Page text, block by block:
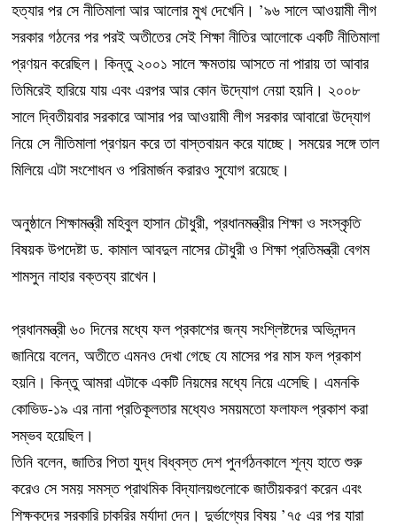
হত্যার পর সে নীতিমালা আর আলোর মুখ দেখেনি। ’৯৬ সালে আওয়ামী লীগ
সরকার গঠনের পর পরই অতীতের সেই শিক্ষা নীতির আলোকে একটি নীতিমালা
প্রণয়ন করেছিল। কিন্তু ২০০১ সালে ক্ষমতায় আসতে না পারায় তা আবার
তিমিরেই হারিয়ে যায় এবং এরপর আর কোন উদ্যোগ নেয়া হয়নি। ২০০৮
সালে দ্বিতীয়বার সরকারে আসার পর আওয়ামী লীগ সরকার আবারো উদ্যোগ
নিয়ে সে নীতিমালা প্রণয়ন করে তা বাস্তবায়ন করে যাচ্ছে। সময়ের সঙ্গে তাল
মিলিয়ে এটা সংশোধন ও পরিমার্জন করারও সুযোগ রয়েছে।
অনুষ্ঠানে শিক্ষামন্ত্রী মহিবুল হাসান চৌধুরী, প্রধানমন্ত্রীর শিক্ষা ও সংস্কৃতি
বিষয়ক উপদেষ্টা ড. কামাল আবদুল নাসের চৌধুরী ও শিক্ষা প্রতিমন্ত্রী বেগম
শামসুন নাহার বক্তব্য রাখেন।
প্রধানমন্ত্রী ৬০ দিনের মধ্যে ফল প্রকাশের জন্য সংশ্লিষ্টদের অভিনন্দন
জানিয়ে বলেন, অতীতে এমনও দেখা গেছে যে মাসের পর মাস ফল প্রকাশ
হয়নি। কিন্তু আমরা এটাকে একটি নিয়মের মধ্যে নিয়ে এসেছি। এমনকি
কোভিড-১৯ এর নানা প্রতিকূলতার মধ্যেও সময়মতো ফলাফল প্রকাশ করা
সম্ভব হয়েছিল।
তিনি বলেন, জাতির পিতা যুদ্ধ বিধ্বস্ত দেশ পুনর্গঠনকালে শূন্য হাতে শুরু
করেও সে সময় সমস্ত প্রাথমিক বিদ্যালয়গুলোকে জাতীয়করণ করেন এবং
শিক্ষকদের সরকারি চাকরির মর্যাদা দেন। দুর্ভাগ্যের বিষয় ’৭৫ এর পর যারা